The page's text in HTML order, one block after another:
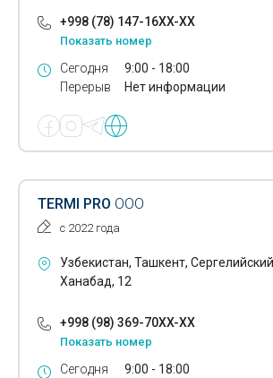
+998 (78) 147-16XX-XX
Показать номер
Сегодня
Перерыв
9:00 - 18:00
Нет информации
TERMI PRO ООО
с 2022 года
Узбекистан, Ташкент,
Ханабад, 12
+998 (98) 369-70XX-XX
Показать номер
Сегодня
9:00 - 18:00